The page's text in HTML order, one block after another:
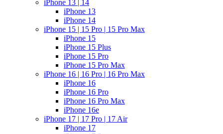
iPhone 13 | 14
iPhone 13
iPhone 14
iPhone 15 | 15 Pro | 15 Pro Max
iPhone 15
iPhone 15 Plus
iPhone 15 Pro
iPhone 15 Pro Max
iPhone 16 | 16 Pro | 16 Pro Max
iPhone 16
iPhone 16 Pro
iPhone 16 Pro Max
iPhone 16e
iPhone 17 | 17 Pro | 17 Air
iPhone 17